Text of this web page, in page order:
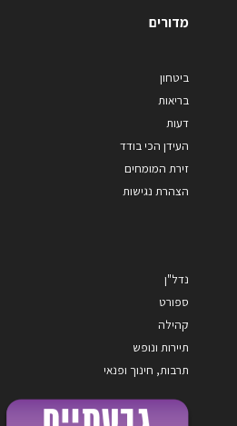
מדורים
ביטחון
בריאות
דעות
העידן הכי בודד
זירת המומחים
הצהרת נגישות
נדל"ן
ספורט
קהילה
תיירות ונופש
תרבות, חינוך ופנאי